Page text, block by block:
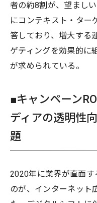
者の約8割が、望まし
にコンテキスト・ター
答しており、増大する
ゲティングを効果的に
が求められている。
■キャンペーン
ディアの透明性
題
2020年に業界が直面
のが、インターネット